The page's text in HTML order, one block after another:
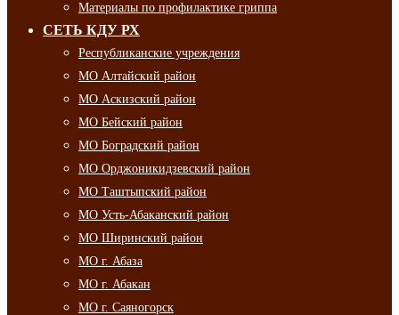
Материалы по профилактике гриппа
СЕТЬ КДУ РХ
Республиканские учреждения
МО Алтайский район
МО Аскизский район
МО Бейский район
МО Боградский район
МО Орджоникидзевский район
МО Таштыпский район
МО Усть-Абаканский район
МО Ширинский район
МО г. Абаза
МО г. Абакан
МО г. Саяногорск